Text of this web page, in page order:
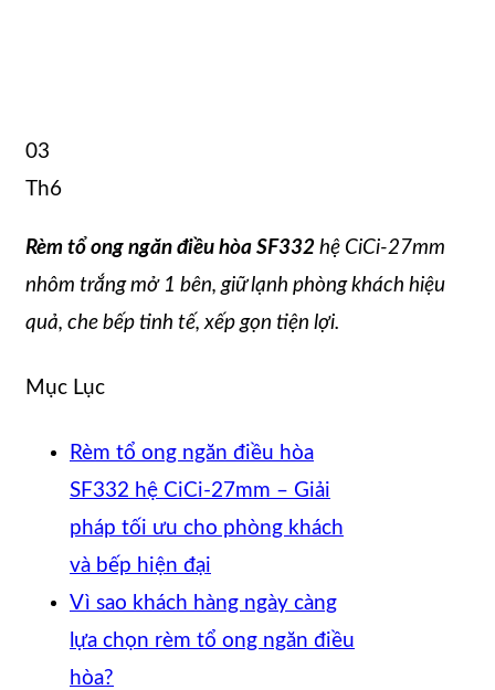
03
Th6
Rèm tổ ong ngăn điều hòa SF332 hệ CiCi-27mm
nhôm trắng mở 1 bên, giữ lạnh phòng khách hiệu
quả, che bếp tinh tế, xếp gọn tiện lợi.
Mục Lục
Rèm tổ ong ngăn điều hòa
SF332 hệ CiCi-27mm – Giải
pháp tối ưu cho phòng khách
và bếp hiện đại
Vì sao khách hàng ngày càng
lựa chọn rèm tổ ong ngăn điều
hòa?